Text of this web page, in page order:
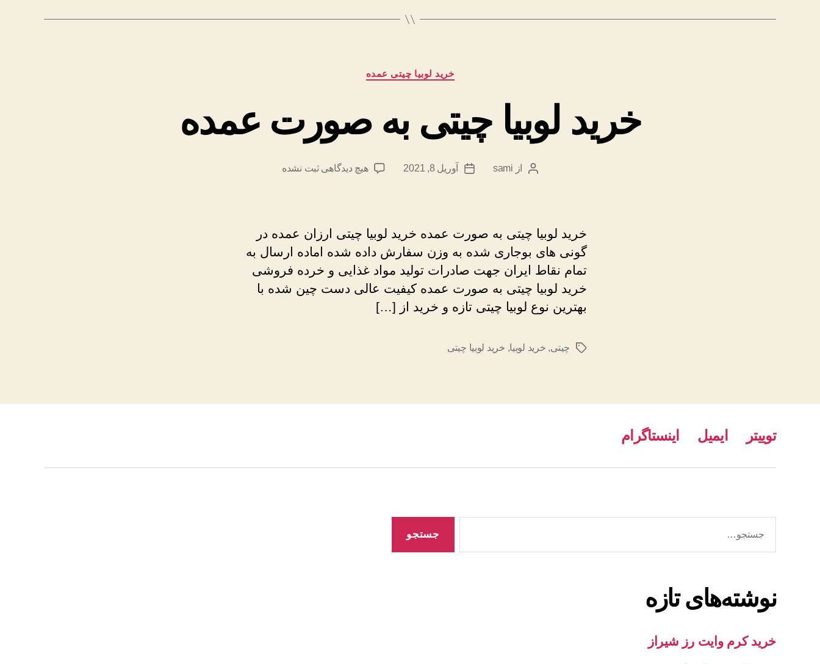
دسته‌ها
خرید لوبیا چیتی عمده
خرید لوبیا چیتی به صورت عمده
نویسندهٔ
از sami
تاریخآوریل 8, 2021 هیچ دیدگاهیبرای
به
صورت
عمده
ثبت نشده
خرید لوبیا چیتی به صورت عمده خرید لوبیا چیتی ارزان عمده در
گونی های بوجاری شده به وزن سفارش داده شده اماده ارسال به
تمام نقاط ایران جهت صادرات تولید مواد غذایی و خرده فروشی
خرید لوبیا چیتی به صورت عمده کیفیت عالی دست چین شده با
بهترین نوع لوبیا چیتی تازه و خرید از […]
برچسب‌ها
چیتی, خرید لوبیا, خرید لوبیا چیتی
توییتر ایمیل اینستاگرام
نوشته‌های تازه
خرید کرم وایت رز شیراز